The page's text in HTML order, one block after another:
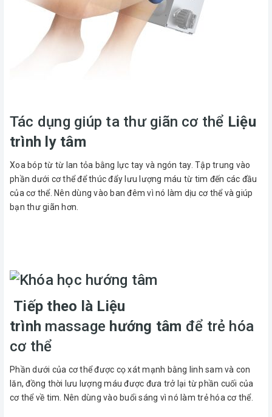
Tác dụng giúp ta thư giãn cơ thể Liệu
trình ly tâm
Xoa bóp từ từ lan tỏa bằng lực tay và ngón tay. Tập trung vào
phần dưới cơ thể để thúc đẩy lưu lượng máu từ tim đến các đầu
của cơ thể. Nên dùng vào ban đêm vì nó làm dịu cơ thể và giúp
bạn thư giãn hơn.
Tiếp theo là Liệu
trình massage hướng tâm để trẻ hóa
cơ thể
Phần dưới của cơ thể được cọ xát mạnh bằng linh sam và con
lăn, đồng thời lưu lượng máu được đưa trở lại từ phần cuối của
cơ thể về tim. Nên dùng vào buổi sáng vì nó làm trẻ hóa cơ thể.